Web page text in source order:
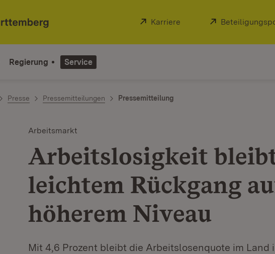
Extern:
Karriere (Öffnet in neuem Fenster)
Extern:
Regierung Service
Presse Pressemitteilungen Pressemitteilung
Arbeitsmarkt
Arbeitslosigkeit
leichtem Rückgang
höherem Niveau
Mit 4,6 Prozent bleibt die Arbeitslosenquote im Land